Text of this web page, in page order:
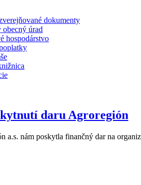
dokumenty
obecný úrad
hospodárstvo
daru Agroregión
a.s. nám poskytla finančný dar na